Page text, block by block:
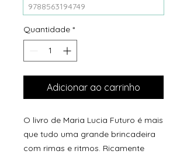
9788563194749
Quantidade *
Adicionar ao carrinho
O livro de Maria Lucia Futuro é mais
que tudo uma grande brincadeira
com rimas e ritmos. Ricamente